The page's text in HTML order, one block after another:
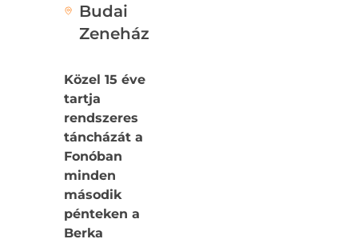
Budai
Zeneház
Közel 15 éve
tartja
rendszeres
táncházát a
Fonóban
minden
második
pénteken a
Berka